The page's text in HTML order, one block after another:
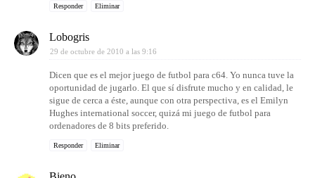
Responder Eliminar
Lobogris
29 de octubre de 2010 a las 9:16
Dicen que es el mejor juego de futbol para c64. Yo nunca tuve la
oportunidad de jugarlo. El que sí disfrute mucho y en calidad, le
sigue de cerca a éste, aunque con otra perspectiva, es el Emilyn
Hughes international soccer, quizá mi juego de futbol para
ordenadores de 8 bits preferido.
Responder Eliminar